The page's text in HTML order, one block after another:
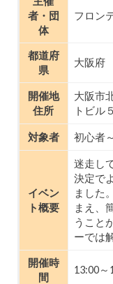
者・団
体
フロン
都道府
県
大阪府
開催地
住所
大阪市
トビル
対象者 初心者
イベン
ト概要
迷走し
決定で
ました
まえ、
うこと
ーでは
開催時
間
13:00～